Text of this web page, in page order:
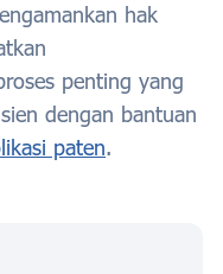
hak
penting yang
dengan bantuan
paten.